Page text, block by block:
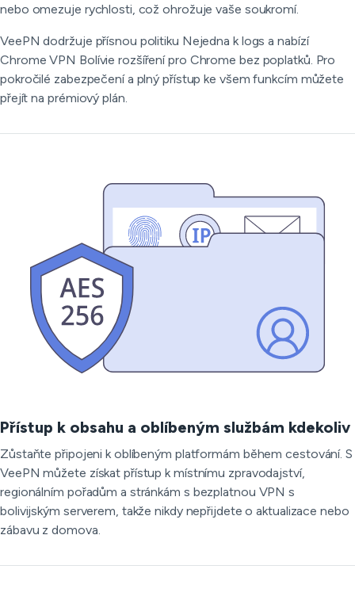
nebo omezuje rychlosti, což ohrožuje vaše soukromí.
VeePN dodržuje přísnou politiku Nejedna k logs a nabízí
Chrome VPN Bolívie rozšíření pro Chrome bez poplatků. Pro
pokročilé zabezpečení a plný přístup ke všem funkcím můžete
přejít na prémiový plán.
Přístup k obsahu a oblíbeným službám kdekoliv
Zůstaňte připojeni k oblíbeným platformám během cestování. S
VeePN můžete získat přístup k místnímu zpravodajství,
regionálním pořadům a stránkám s bezplatnou VPN s
bolivijským serverem, takže nikdy nepřijdete o aktualizace nebo
zábavu z domova.